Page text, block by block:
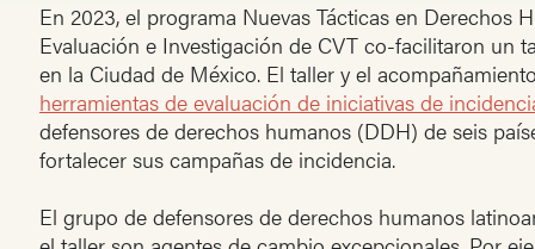
En 2023, el programa Nuevas Tácticas en Derechos
Evaluación e Investigación de CVT co-facilitaron un
en la Ciudad de México. El taller y el
herramientas de evaluación de iniciativas de
defensores de derechos humanos (DDH) de seis
fortalecer sus campañas de incidencia.
El grupo de defensores de derechos humanos